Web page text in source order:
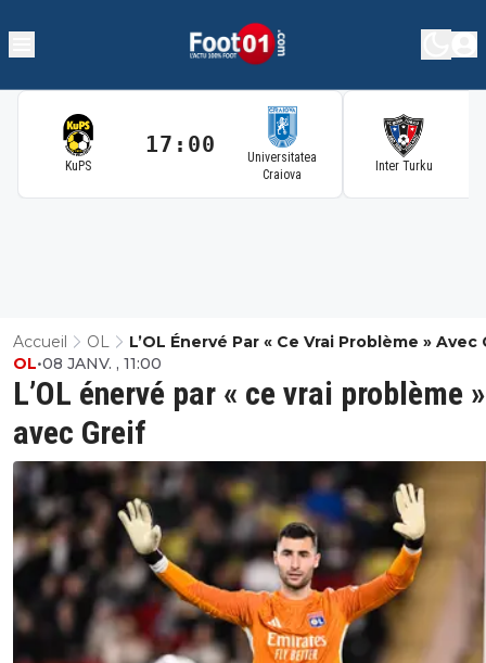
KuPS
17:00
Universitatea
Craiova
Inter Turku
Accueil OL L’OL Énervé Par « Ce Vrai Problème » Avec
L’OL énervé par « ce vrai problème »
avec Greif
OL•08 JANV. , 11:00